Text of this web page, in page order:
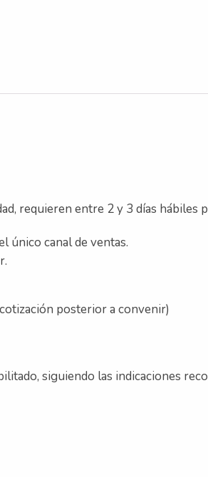
requieren entre 2 y 3 días
único canal de ventas.
posterior a convenir)
siguiendo las indicaciones